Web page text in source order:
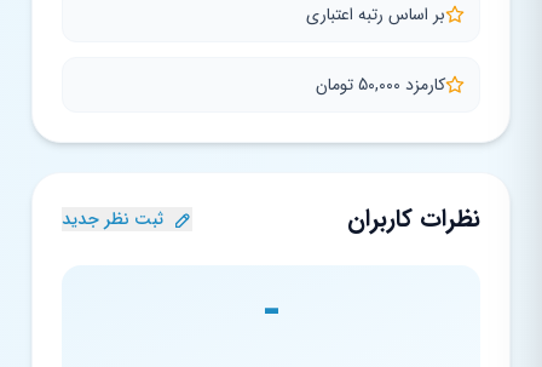
بر اساس رتبه اعتباری
کارمزد 50,000 تومان
نظرات کاربران
-